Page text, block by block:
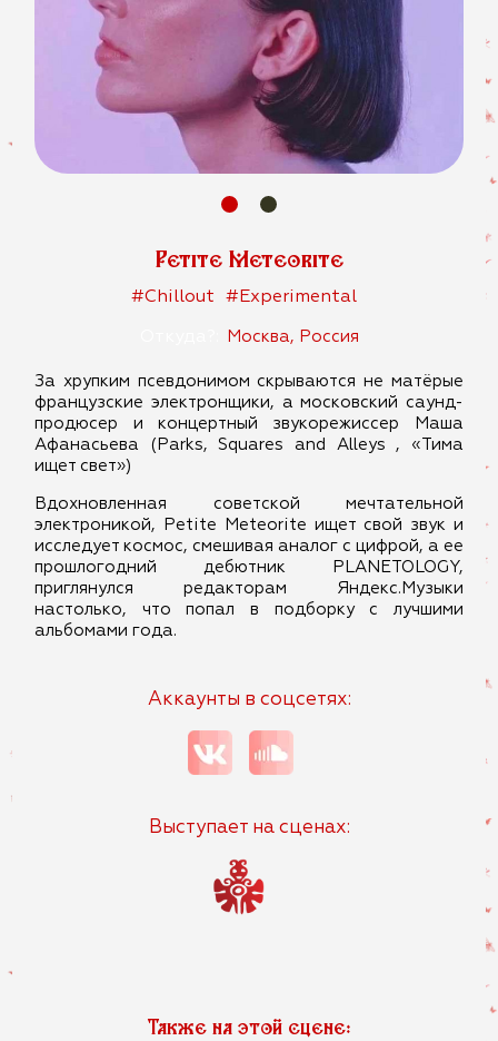
Petite Meteorite
#Chillout #Experimental
Москва, Россия
За хрупким псевдонимом скрываются не матёрые
французские электронщики, а московский саунд-
продюсер и концертный звукорежиссер Маша
Афанасьева (Parks, Squares and Alleys , «Тима
ищет свет»)
Вдохновленная советской мечтательной
электроникой, Petite Meteorite ищет свой звук и
исследует космос, смешивая аналог с цифрой, а ее
прошлогодний дебютник PLANETOLOGY,
приглянулся редакторам Яндекс.Музыки
настолько, что попал в подборку с лучшими
альбомами года.
Аккаунты в соцсетях:
Выступает на сценах:
Также на этой сцене: